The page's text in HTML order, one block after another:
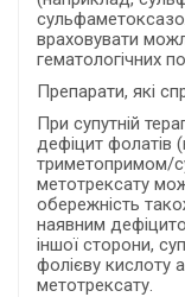
враховувати
гематологічних
Препарати, які
При супутній
дефіцит фолатів
триметопримом/
метотрексату
обережність
наявним
іншої сторони,
фолієву кислоту
метотрексату.